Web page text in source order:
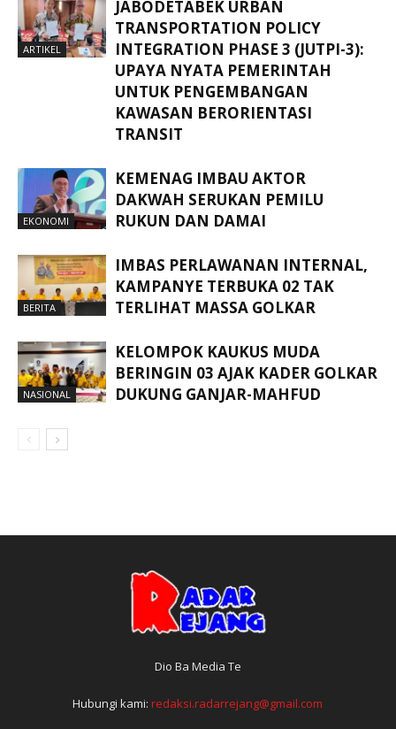
ARTIKEL
JABODETABEK URBAN
TRANSPORTATION POLICY
INTEGRATION PHASE 3 (JUTPI-3):
UPAYA NYATA PEMERINTAH
UNTUK PENGEMBANGAN
KAWASAN BERORIENTASI
TRANSIT
EKONOMI
KEMENAG IMBAU AKTOR
DAKWAH SERUKAN PEMILU
RUKUN DAN DAMAI
BERITA
IMBAS PERLAWANAN INTERNAL,
KAMPANYE TERBUKA 02 TAK
TERLIHAT MASSA GOLKAR
NASIONAL
KELOMPOK KAUKUS MUDA
BERINGIN 03 AJAK KADER GOLKAR
DUKUNG GANJAR-MAHFUD
Dio Ba Media Te
Hubungi kami:redaksi.radarrejang@gmail.com